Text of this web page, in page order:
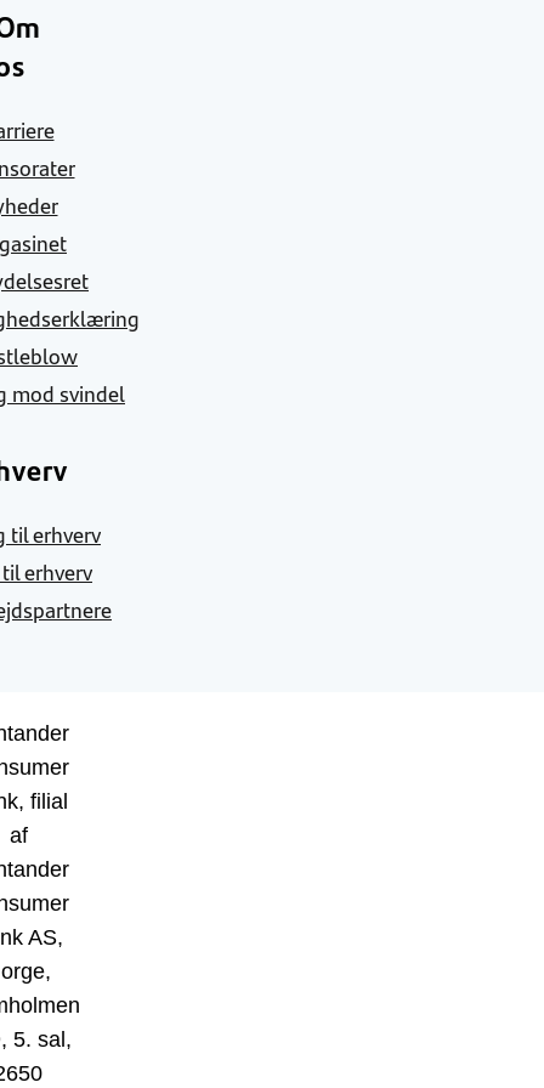
mod svindel
til erhverv
erhverv
filial
af
AS,
5. sal,